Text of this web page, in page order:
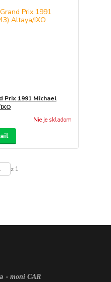
Prix 1991 Michael
Nie je skladom
z 1
- moni CAR